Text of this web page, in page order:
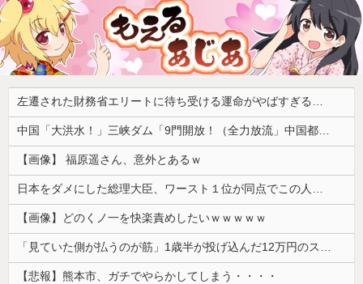
左遷された財務省エリートに待ち受ける運命がやばすぎる！と話題に、経歴自体はとんでもないものだが……
中国「大洪水！」三峡ダム「9門開放！（全力放流」中国都市「三峡沿線の道路水没」中国政府「高速道路封鎖！」中国ダム「緊急放流に合わせて開門（土砂崩れ発生」→
【画像】 福原遥さん、意外とあるｗ
日本をダメにした総理大臣、ワースト１位が同点でこの人ｗｗｗｗｗｗ
【画像】どのくノ一を快楽責めしたいｗｗｗｗｗ
「見ていた側が払うのが筋」1歳半が投げ込んだ12万円のスマホ、半額提示した母親は冷たい？
【悲報】熊本市、ガチでやらかしてしまう・・・・